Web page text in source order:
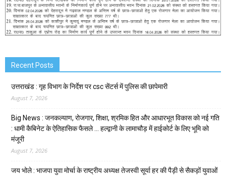
Recent Posts
उत्तराखंड : गृह विभाग के निर्देश पर csc सेंटर्स में पुलिस की छापेमारी
August 7, 2026
Big News : जनकल्याण, रोजगार, शिक्षा, श्रमिक हित और आधारभूत विकास को नई गति
: धामी कैबिनेट के ऐतिहासिक फैसले … हल्द्वानी के लामाचौड़ में हाईकोर्ट के लिए भूमि को
मंजूरी
August 7, 2026
जय भोले : भाजपा युवा मोर्चा के राष्ट्रीय अध्यक्ष तेजस्वी सूर्या हर की पैड़ी से सैकड़ों युवाओं